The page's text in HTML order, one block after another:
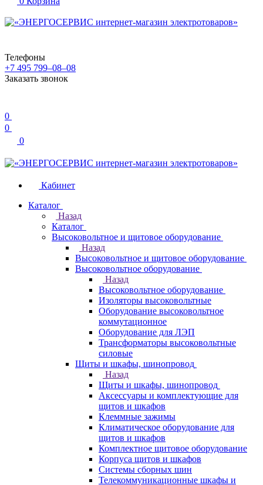
Телефоны
+7 495 799–08–08
Заказать звонок
0
0
0
Кабинет
Каталог
Назад
Каталог
Высоковольтное и щитовое оборудование
Назад
Высоковольтное и щитовое оборудование
Высоковольтное оборудование
Назад
Высоковольтное оборудование
Изоляторы высоковольтные
Оборудование высоковольтное
коммутационное
Оборудование для ЛЭП
Трансформаторы высоковольтные
силовые
Щиты и шкафы, шинопровод
Назад
Щиты и шкафы, шинопровод
Аксессуары и комплектующие для
щитов и шкафов
Клеммные зажимы
Климатическое оборудование для
щитов и шкафов
Комплектное щитовое оборудование
Корпуса щитов и шкафов
Системы сборных шин
Телекоммуникационные шкафы и